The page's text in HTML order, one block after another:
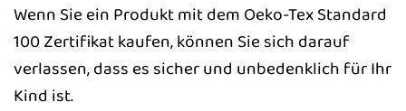
Wenn Sie ein Produkt mit dem Oeko-Tex Standard
100 Zertifikat kaufen, können Sie sich darauf
verlassen, dass es sicher und unbedenklich für Ihr
Kind ist.